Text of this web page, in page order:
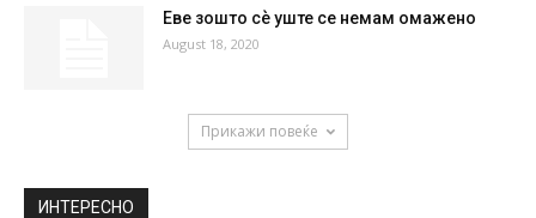
Еве зошто сѐ уште се немам омажено
August 18, 2020
Прикажи повеќе
ИНТЕРЕСНО